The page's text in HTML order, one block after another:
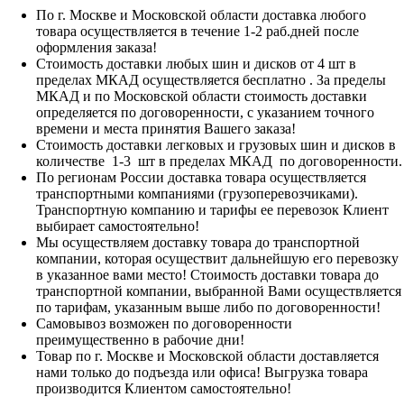
По г. Москве и Московской области доставка любого
товара осуществляется в течение 1-2 раб.дней после
оформления заказа!
Стоимость доставки любых шин и дисков от 4 шт в
пределах МКАД осуществляется бесплатно . За пределы
МКАД и по Московской области стоимость доставки
определяется по договоренности, с указанием точного
времени и места принятия Вашего заказа!
Стоимость доставки легковых и грузовых шин и дисков в
количестве 1-3 шт в пределах МКАД по договоренности.
По регионам России доставка товара осуществляется
транспортными компаниями (грузоперевозчиками).
Транспортную компанию и тарифы ее перевозок Клиент
выбирает самостоятельно!
Мы осуществляем доставку товара до транспортной
компании, которая осуществит дальнейшую его перевозку
в указанное вами место! Стоимость доставки товара до
транспортной компании, выбранной Вами осуществляется
по тарифам, указанным выше либо по договоренности!
Самовывоз возможен по договоренности
преимущественно в рабочие дни!
Товар по г. Москве и Московской области доставляется
нами только до подъезда или офиса! Выгрузка товара
производится Клиентом самостоятельно!